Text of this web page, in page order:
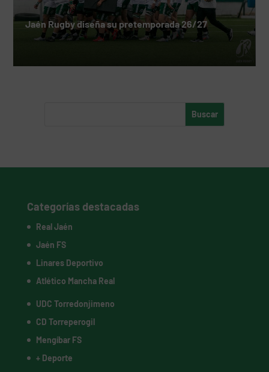
Jaén Rugby diseña su pretemporada 26/27
Categorías destacadas
Real Jaén
Jaén FS
Linares Deportivo
Atlético Mancha Real
UDC Torredonjimeno
CD Torreperogil
Mengíbar FS
+ Deporte